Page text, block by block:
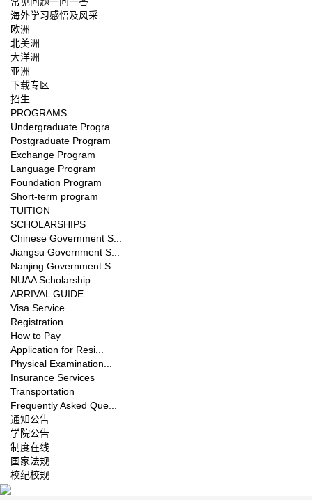
海外学习感悟及风采
欧洲
北美洲
大洋洲
亚洲
下载专区
招生
PROGRAMS
Undergraduate Progra...
Postgraduate Program
Exchange Program
Language Program
Foundation Program
Short-term program
TUITION
SCHOLARSHIPS
Chinese Government S...
Jiangsu Government S...
Nanjing Government S...
NUAA Scholarship
ARRIVAL GUIDE
Visa Service
Registration
How to Pay
Application for Resi...
Physical Examination...
Insurance Services
Transportation
Frequently Asked Que...
通知公告
学院公告
制度在线
国家法规
校纪校规